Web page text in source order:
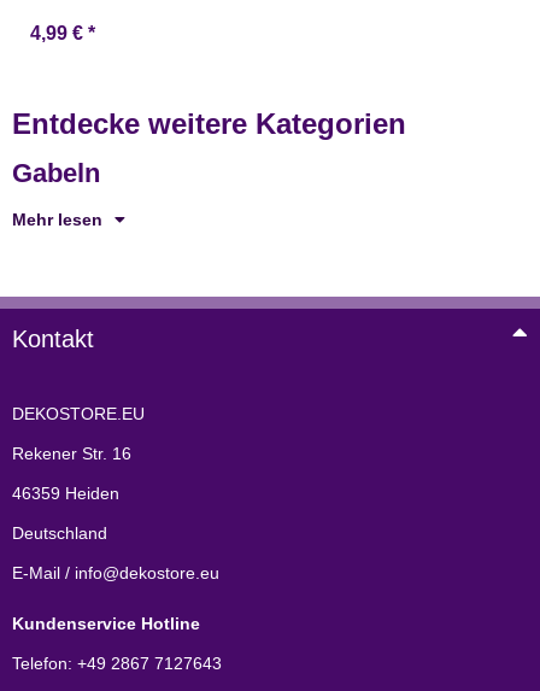
4,99 € *
Entdecke weitere Kategorien
Gabeln
Mehr lesen
Kontakt
DEKOSTORE.EU
Rekener Str. 16
46359 Heiden
Deutschland
E-Mail / info@dekostore.eu
Kundenservice Hotline
Telefon: +49 2867 7127643